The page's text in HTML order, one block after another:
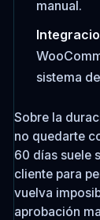
manual.
sistema
Sobre la
no quedarte
60 días suele
cliente para
vuelva
aprobación